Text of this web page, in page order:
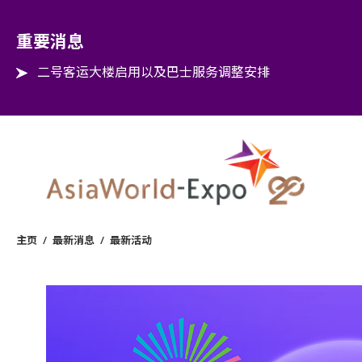
重要消息
二号客运大楼启用以及巴士服务调整安排
主页 / 最新消息 / 最新活动